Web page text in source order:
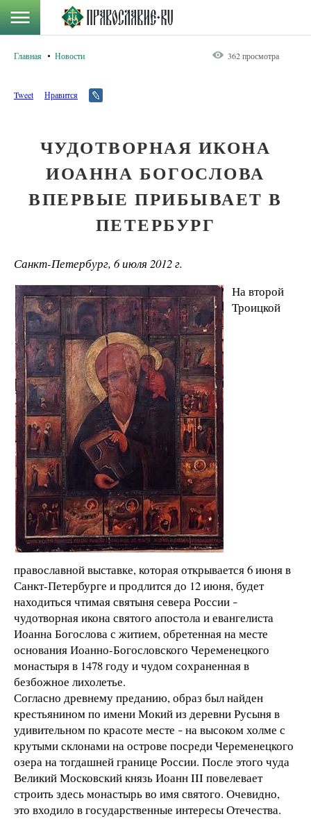
Главная Новости 362 просмотра
Tweet Нравится
ЧУДОТВОРНАЯ ИКОНА
ИОАННА БОГОСЛОВА
ВПЕРВЫЕ ПРИБЫВАЕТ В
ПЕТЕРБУРГ
Санкт-Петербург, 6 июля 2012 г.
На второй
Троицкой
православной выставке, которая открывается 6 июня в
Санкт-Петербурге и продлится до 12 июня, будет
находиться чтимая святыня севера России –
чудотворная икона святого апостола и евангелиста
Иоанна Богослова с житием, обретенная на месте
основания Иоанно-Богословского Череменецкого
монастыря в 1478 году и чудом сохраненная в
безбожное лихолетье.
Согласно древнему преданию, образ был найден
крестьянином по имени Мокий из деревни Русыня в
удивительном по красоте месте – на высоком холме с
крутыми склонами на острове посреди Череменецкого
озера на тогдашней границе России. После этого чуда
Великий Московский князь Иоанн III повелевает
строить здесь монастырь во имя святого. Очевидно,
это входило в государственные интересы Отечества.